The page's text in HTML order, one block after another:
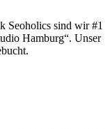
Seoholics sind wir #1
Hamburg“. Unser